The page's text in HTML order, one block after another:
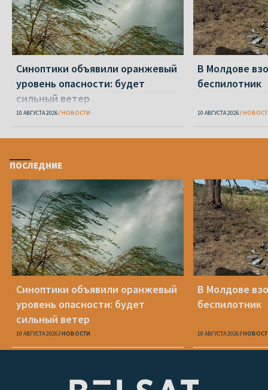
Синоптики объявили оранжевый
уровень опасности: будет
сильный ветер
10 АВГУСТА 2026 НОВОСТИ
В Молдове
беспилотник
10 АВГУСТА 2026
ПОСЛЕДНИЕ
Синоптики объявили оранжевый
уровень опасности: будет
сильный ветер
10 АВГУСТА 2026 НОВОСТИ
В Молдове
беспилотник
10 АВГУСТА 2026